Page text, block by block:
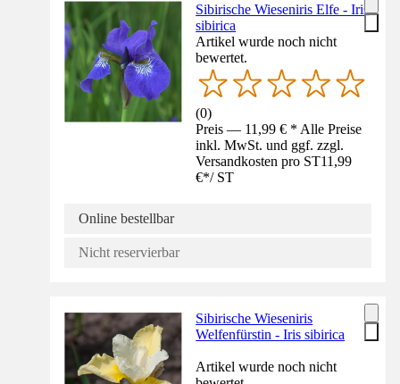
Sibirische Wieseniris Elfe - Iris
sibirica
Artikel wurde noch nicht
bewertet.
(0)
Preis — 11,99 € * Alle Preise
inkl. MwSt. und ggf. zzgl.
Versandkosten pro ST11,99
€*/ ST
Online bestellbar
Nicht reservierbar
Sibirische Wieseniris
Welfenfürstin - Iris sibirica
Artikel wurde noch nicht